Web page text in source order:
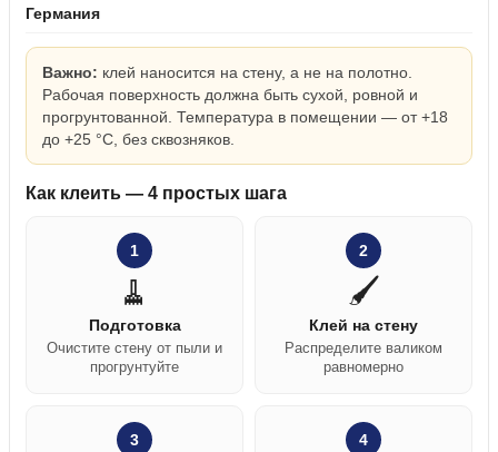
Германия
Важно: клей наносится на стену, а не на полотно.
Рабочая поверхность должна быть сухой, ровной и
прогрунтованной. Температура в помещении — от +18
до +25 °C, без сквозняков.
Как клеить — 4 простых шага
1
🧹
Подготовка
Очистите стену от пыли и
прогрунтуйте
2
🖌️
Клей на стену
Распределите валиком
равномерно
3 4